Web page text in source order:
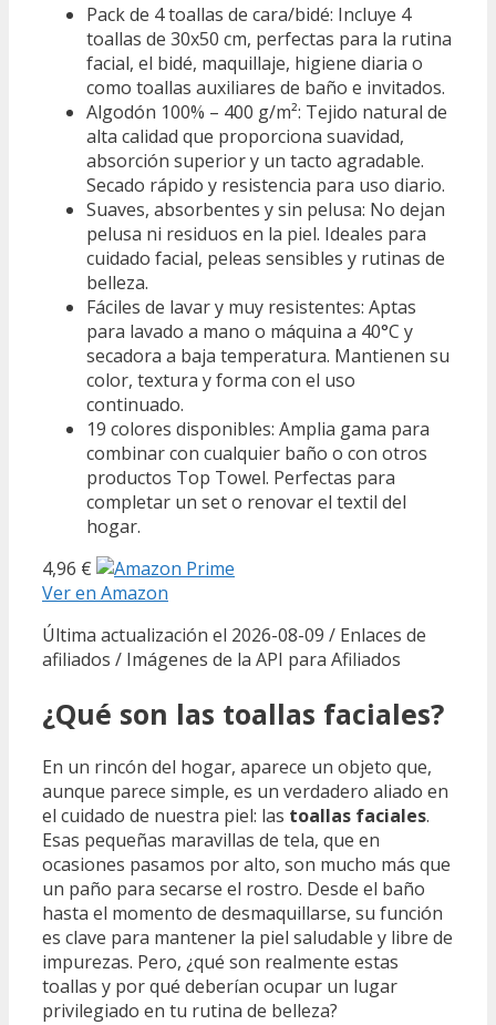
Pack de 4 toallas de cara/bidé: Incluye 4
toallas de 30x50 cm, perfectas para la rutina
facial, el bidé, maquillaje, higiene diaria o
como toallas auxiliares de baño e invitados.
Algodón 100% – 400 g/m²: Tejido natural de
alta calidad que proporciona suavidad,
absorción superior y un tacto agradable.
Secado rápido y resistencia para uso diario.
Suaves, absorbentes y sin pelusa: No dejan
pelusa ni residuos en la piel. Ideales para
cuidado facial, peleas sensibles y rutinas de
belleza.
Fáciles de lavar y muy resistentes: Aptas
para lavado a mano o máquina a 40°C y
secadora a baja temperatura. Mantienen su
color, textura y forma con el uso
continuado.
19 colores disponibles: Amplia gama para
combinar con cualquier baño o con otros
productos Top Towel. Perfectas para
completar un set o renovar el textil del
hogar.
4,96 €
Ver en Amazon
Última actualización el 2026-08-09 / Enlaces de
afiliados / Imágenes de la API para Afiliados
¿Qué son las toallas faciales?
En un rincón del hogar, aparece un objeto que,
aunque parece simple, es un verdadero aliado en
el cuidado de nuestra piel: las toallas faciales.
Esas pequeñas maravillas de tela, que en
ocasiones pasamos por alto, son mucho más que
un paño para secarse el rostro. Desde el baño
hasta el momento de desmaquillarse, su función
es clave para mantener la piel saludable y libre de
impurezas. Pero, ¿qué son realmente estas
toallas y por qué deberían ocupar un lugar
privilegiado en tu rutina de belleza?